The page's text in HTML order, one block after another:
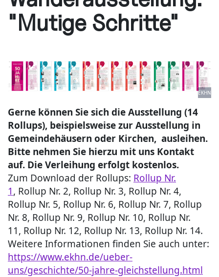
"Mutige Schritte"
EKHN
Gerne können Sie sich die Ausstellung (14
Rollups), beispielsweise zur Ausstellung in
Gemeindehäusern oder Kirchen, ausleihen.
Bitte nehmen Sie hierzu mit uns Kontakt
auf. Die Verleihung erfolgt kostenlos.
Zum Download der Rollups: Rollup Nr.
1, Rollup Nr. 2, Rollup Nr. 3, Rollup Nr. 4,
Rollup Nr. 5, Rollup Nr. 6, Rollup Nr. 7, Rollup
Nr. 8, Rollup Nr. 9, Rollup Nr. 10, Rollup Nr.
11, Rollup Nr. 12, Rollup Nr. 13, Rollup Nr. 14.
Weitere Informationen finden Sie auch unter:
https://www.ekhn.de/ueber-
uns/geschichte/50-jahre-gleichstellung.html